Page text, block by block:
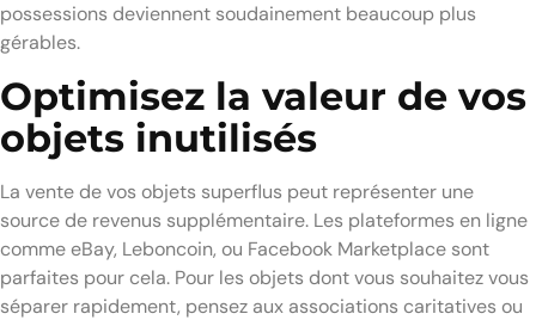
possessions deviennent soudainement beaucoup plus
gérables.
Optimisez la valeur de vos
objets inutilisés
La vente de vos objets superflus peut représenter une
source de revenus supplémentaire. Les plateformes en ligne
comme eBay, Leboncoin, ou Facebook Marketplace sont
parfaites pour cela. Pour les objets dont vous souhaitez vous
séparer rapidement, pensez aux associations caritatives ou